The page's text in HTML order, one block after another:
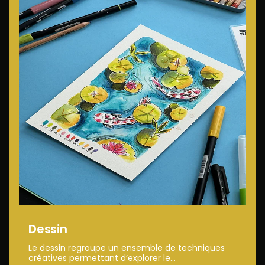
Dessin
Le dessin regroupe un ensemble de techniques
créatives permettant d’explorer le...